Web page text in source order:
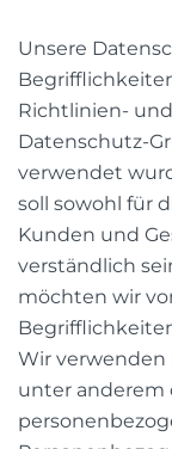
Unsere
Richtlinien-
Datenschutz-
verwendet
soll sowohl für
Kunden und
verständlich
möchten wir
Wir verwenden
unter anderem